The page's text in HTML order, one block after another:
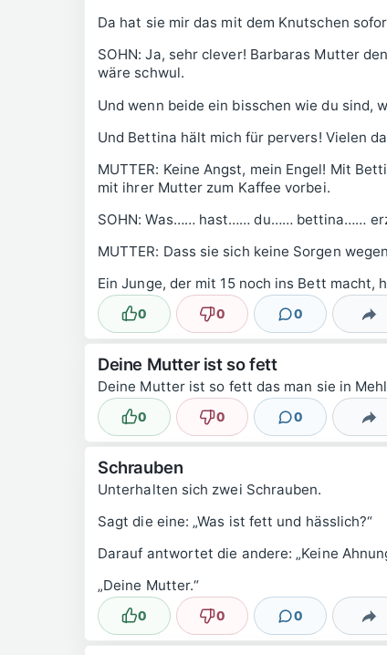
Da hat sie mir das mit dem Knutschen
SOHN: Ja, sehr clever! Barbaras Mutter
wäre schwul.
Und wenn beide ein bisschen wie du sind,
Und Bettina hält mich für pervers! Vielen
MUTTER: Keine Angst, mein Engel! Mit
mit ihrer Mutter zum Kaffee vorbei.
SOHN: Was…… hast…… du…… bettina……
MUTTER: Dass sie sich keine Sorgen
Ein Junge, der mit 15 noch ins Bett macht,
Lustig
0 Nicht lustig
0 0
Kommentare
Deine Mutter ist so fett
Deine Mutter ist so fett das man sie in
Lustig
0 Nicht lustig
0 0
Kommentare
Schrauben
Unterhalten sich zwei Schrauben.
Sagt die eine: „Was ist fett und hässlich?“
Darauf antwortet die andere: „Keine
„Deine Mutter.“
Lustig
0 Nicht lustig
0 0
Kommentare